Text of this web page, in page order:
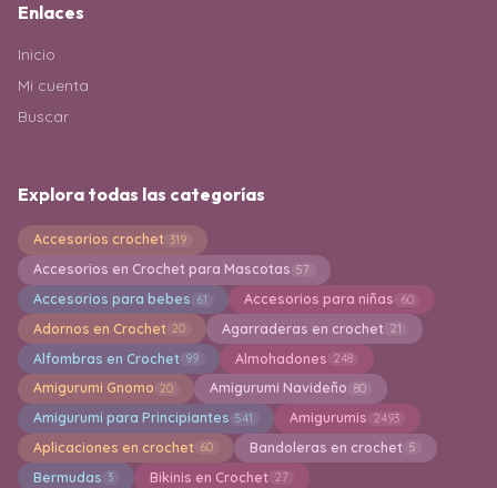
Enlaces
Inicio
Mi cuenta
Buscar
Explora todas las categorías
Accesorios crochet 319
Accesorios en Crochet para Mascotas 57
Accesorios para bebes 61 Accesorios para niñas 60
Adornos en Crochet 20 Agarraderas en crochet 21
Alfombras en Crochet 99 Almohadones 248
Amigurumi Gnomo 20 Amigurumi Navideño 80
Amigurumi para Principiantes 541 Amigurumis 2493
Aplicaciones en crochet 60 Bandoleras en crochet 5
Bermudas 3 Bikinis en Crochet 27